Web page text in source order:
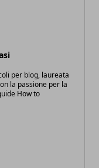
per blog, laureata
la passione per la
How to